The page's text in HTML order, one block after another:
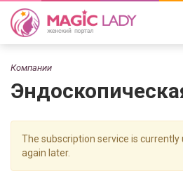
Компании
The subscription service is currently
again later.